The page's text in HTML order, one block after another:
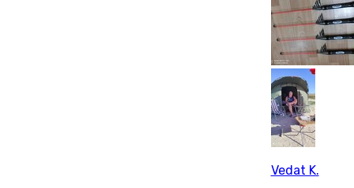
Vedat K.